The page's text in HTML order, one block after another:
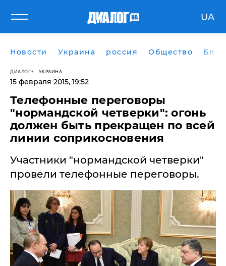
UA
Новости Украина россия Общество
ДИАЛОГ УКРАИНА
15 февраля 2015, 19:52
Телефонные переговоры
"нормандской четверки": огонь
должен быть прекращен по всей
линии соприкосновения
Участники "нормандской четверки"
провели телефонные переговоры.